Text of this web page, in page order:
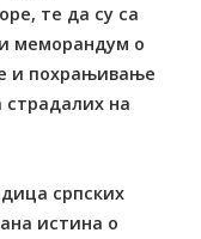
те да су са
меморандум о
и похрањивање
страдалих на
српских
истина о